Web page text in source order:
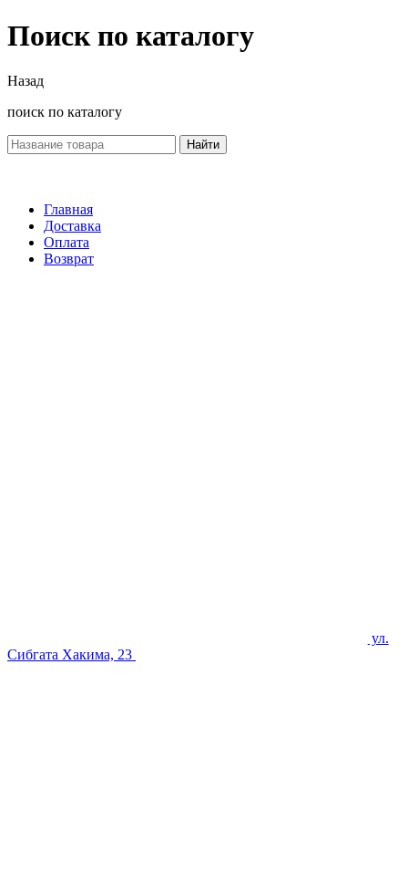
Поиск по каталогу
Назад
поиск по каталогу
Найти
Главная
Доставка
Оплата
Возврат
ул.
Сибгата Хакима, 23